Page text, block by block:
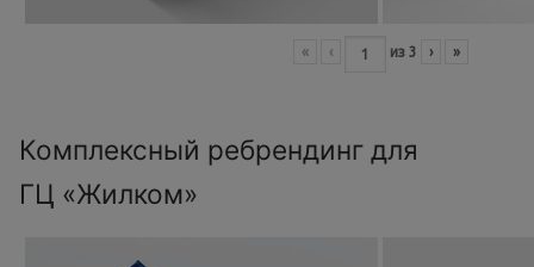
« ‹ из 3 › »
Комплексный ребрендинг для
ГЦ «Жилком»